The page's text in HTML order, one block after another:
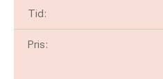
Tid:
Pris: